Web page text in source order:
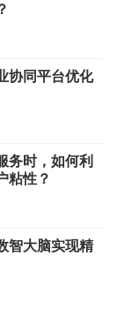
协同平台优化
务时，如何利
粘性？
智大脑实现精